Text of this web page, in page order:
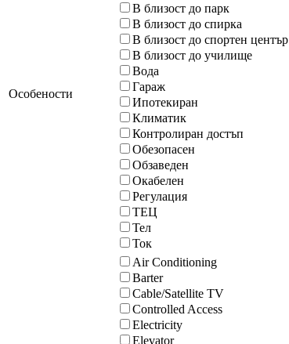
Особености
В близост до парк
В близост до спирка
В близост до спортен център
В близост до училище
Вода
Гараж
Ипотекиран
Климатик
Контролиран достъп
Обезопасен
Обзаведен
Окабелен
Регулация
ТЕЦ
Тел
Ток
Air Conditioning
Barter
Cable/Satellite TV
Controlled Access
Electricity
Elevator